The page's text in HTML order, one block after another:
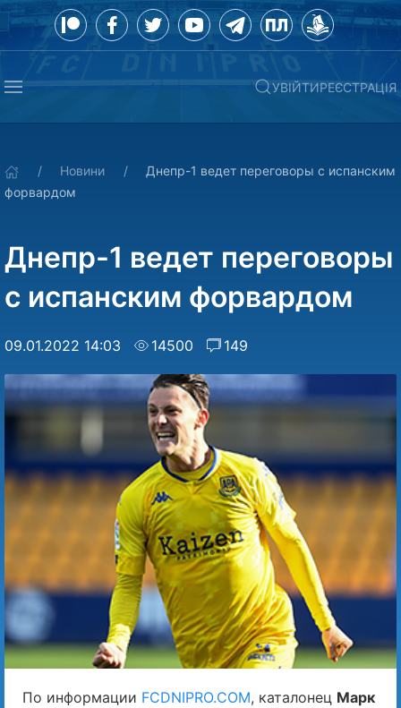
УВІЙТИРЕЄСТРАЦІЯ
Новини
Днепр-1 ведет переговоры с испанским
форвардом
Днепр-1 ведет переговоры
с испанским форвардом
09.01.2022 14:03 14500 149
По информации FCDNIPRO.COM, каталонец Марк